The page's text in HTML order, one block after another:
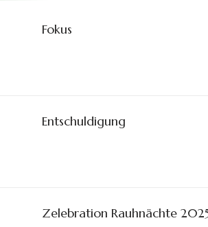
Fokus
Entschuldigung
Zelebration Rauhnächte